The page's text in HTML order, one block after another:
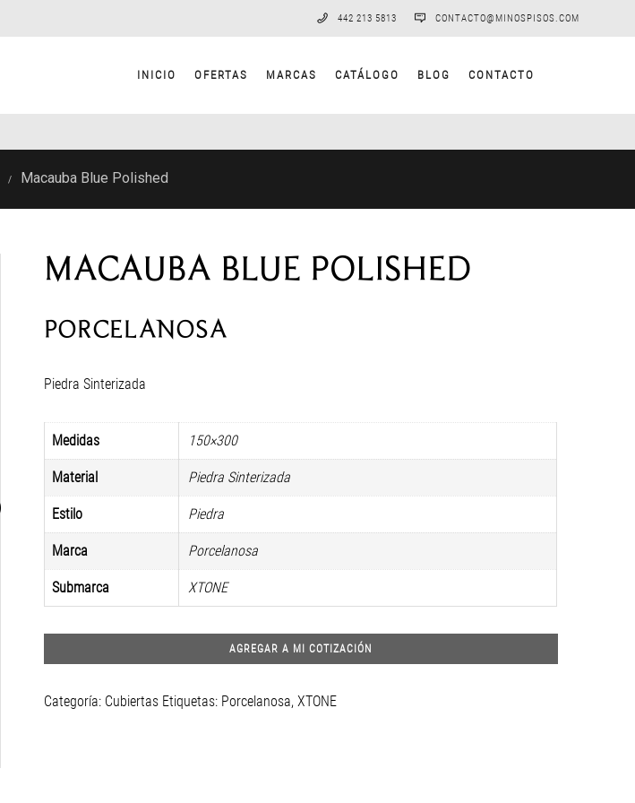
442 213 5813 CONTACTO@MINOSPISOS.COM
INICIO OFERTAS MARCAS CATÁLOGO BLOG CONTACTO
/ Macauba Blue Polished
MACAUBA BLUE POLISHED
PORCELANOSA
Piedra Sinterizada
Medidas 150×300
Material Piedra Sinterizada
Estilo Piedra
Marca Porcelanosa
Submarca XTONE
AGREGAR A MI COTIZACIÓN
Categoría: Cubiertas Etiquetas: Porcelanosa, XTONE